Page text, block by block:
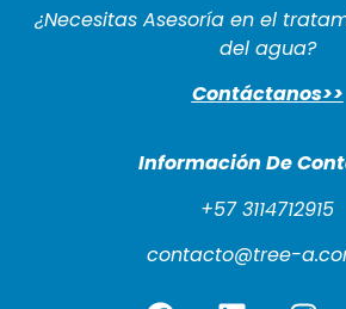
¿Necesitas Asesoría en el
del agua?
Contáctanos>>
Información De Cont
+57 3114712915
contacto@tree-